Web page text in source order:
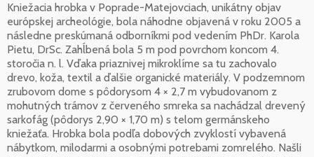
Kniežacia hrobka v Poprade-Matejovciach, unikátny objav
európskej archeológie, bola náhodne objavená v roku 2005 a
následne preskúmaná odborníkmi pod vedením PhDr. Karola
Pietu, DrSc. Zahĺbená bola 5 m pod povrchom koncom 4.
storočia n. l. Vďaka priaznivej mikroklíme sa tu zachovalo
drevo, koža, textil a ďalšie organické materiály. V podzemnom
zrubovom dome s pôdorysom 4 × 2,7 m vybudovanom z
mohutných trámov z červeného smreka sa nachádzal drevený
sarkofág (pôdorys 2,90 × 1,70 m) s telom germánskeho
kniežaťa. Hrobka bola podľa dobových zvyklostí vybavená
nábytkom, milodarmi a osobnými potrebami zomrelého. Našli